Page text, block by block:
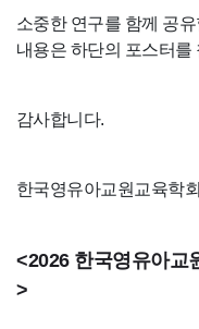
소중한 연구를 함께 공
내용은 하단의 포스터를
감사합니다.
한국영유아교원교육학
<2026 한국영유아교
>